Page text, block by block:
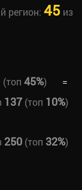
регион: 45из
(топ 45%)
=
137(топ 10%)
250(топ 32%)